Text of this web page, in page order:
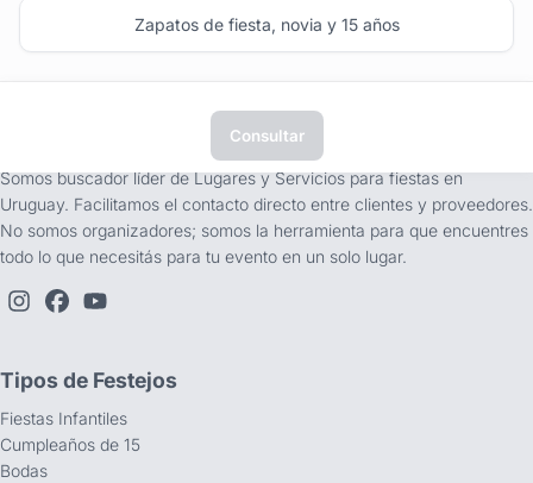
Zapatos de fiesta, novia y 15 años
Consultar
Somos buscador líder de Lugares y Servicios para fiestas en
Uruguay. Facilitamos el contacto directo entre clientes y proveedores.
No somos organizadores; somos la herramienta para que encuentres
todo lo que necesitás para tu evento en un solo lugar.
Tipos de Festejos
Fiestas Infantiles
Cumpleaños de 15
Bodas